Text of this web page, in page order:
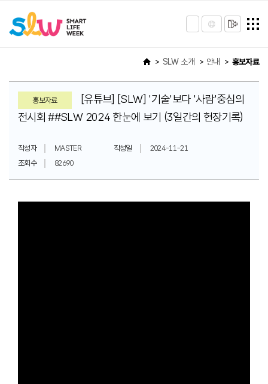
SLW 소개 안내 홍보자료
홍보자료
[유튜브] [SLW] '기술'보다 '사람'중심의
전시회 ##SLW 2024 한눈에 보기 (3일간의 현장기록)
작성자 MASTER 작성일
2024-11-21
조회수
82690